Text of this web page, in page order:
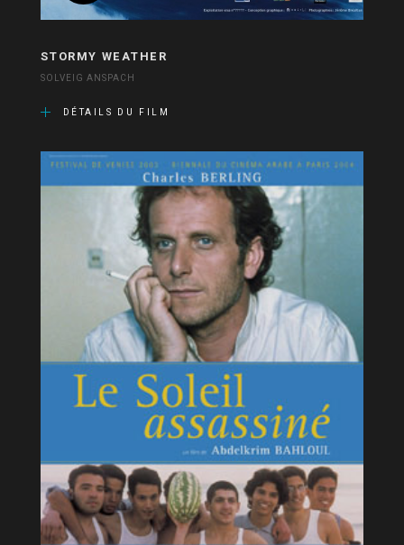
STORMY WEATHER
SOLVEIG ANSPACH
DÉTAILS DU FILM